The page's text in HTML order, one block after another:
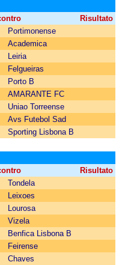
Risultato
Portimonense
Academica
Leiria
Felgueiras
Porto B
AMARANTE FC
Uniao Torreense
Avs Futebol Sad
Sporting Lisbona B
Risultato
Tondela
Leixoes
Lourosa
Vizela
Benfica Lisbona B
Feirense
Chaves